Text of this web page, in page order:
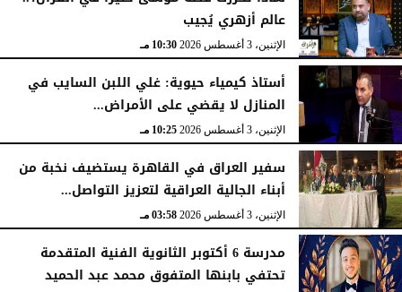
عالم أزهري يُجيب
الإثنين، 3 أغسطس 2026 10:30 مـ
أستاذ كيمياء حيوية: غلي اللبن السايب في
المنازل لا يقضي على الأمراض...
الإثنين، 3 أغسطس 2026 10:25 مـ
سفير العراق في القاهرة يستضيف نخبة من
أبناء الجالية العراقية لتعزيز التواصل...
الإثنين، 3 أغسطس 2026 03:58 مـ
مدرسة 6 أكتوبر الثانوية الفنية المتقدمة
تحتفي بابنها المتفوق محمد عبد الحميد